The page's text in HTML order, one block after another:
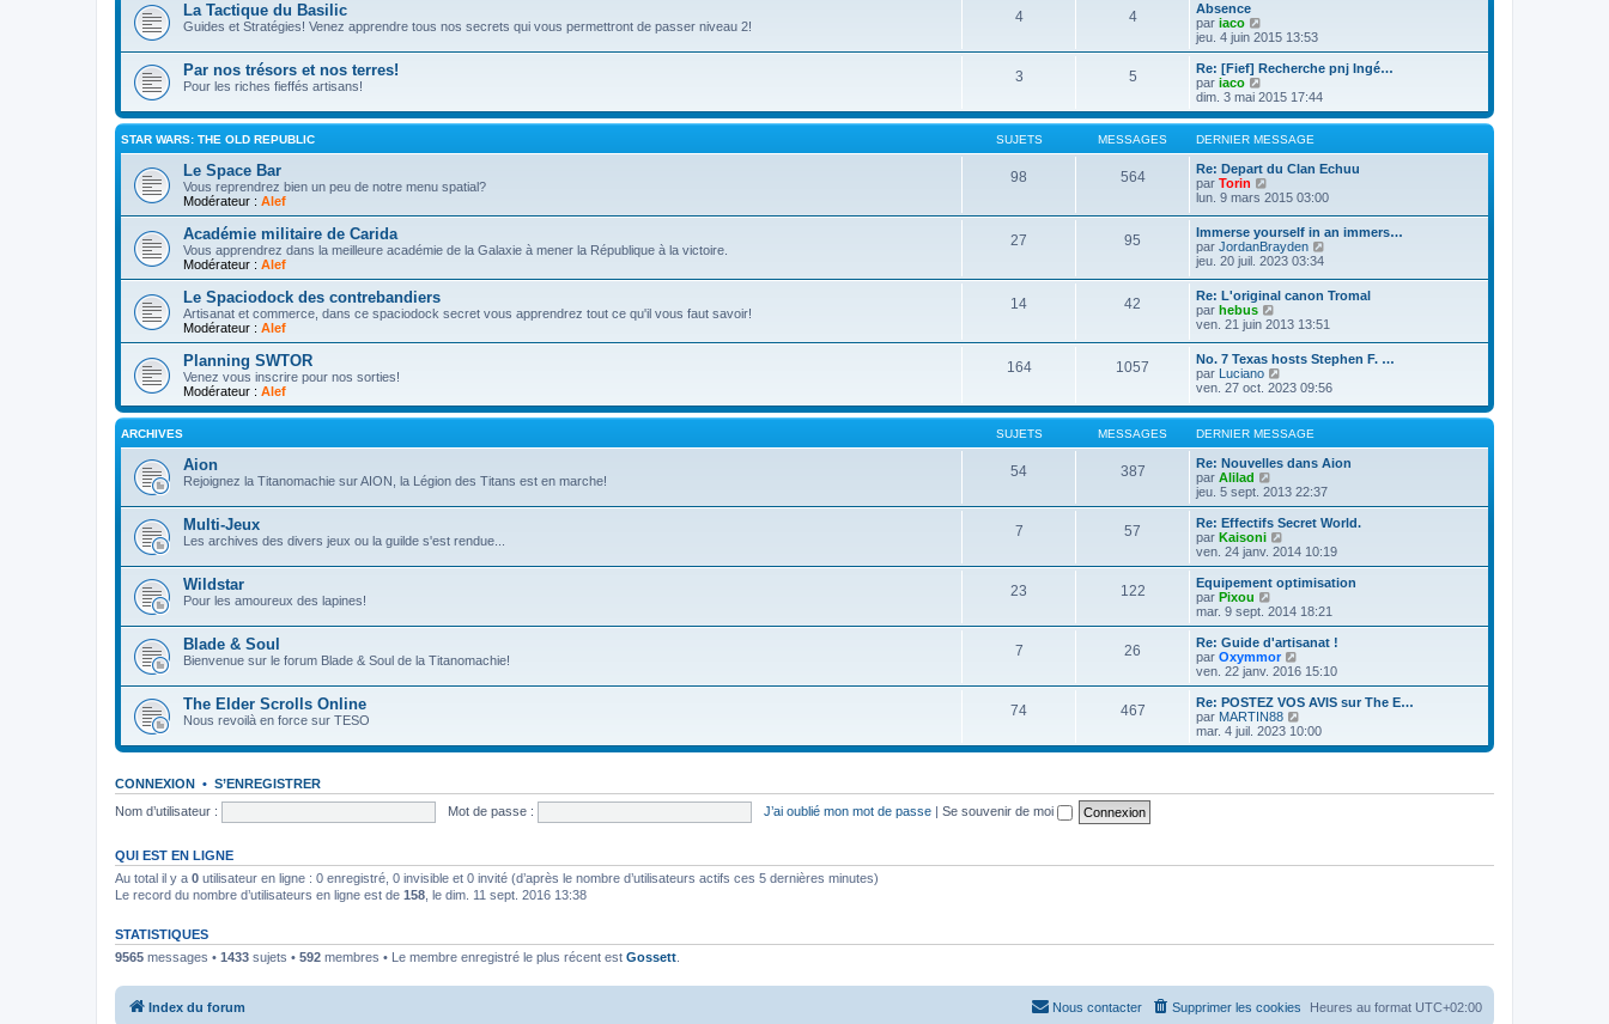
s
a
e
r
s
s
a
g
e
e
e
r
n
i
e
r
m
s
s
a
g
e
La Tactique du Basilic
Guides et Stratégies! Venez apprendre tous nos secrets qui vous permettront de passer niveau 2!
4 4
Absence
par iaco
o
i
r
e
e
r
n
i
e
r
e
s
s
a
g
e
jeu. 4 juin 2015 13:53
Par nos trésors et nos terres!
Pour les riches fieffés artisans!
3 5
Re: [Fief] Recherche pnj Ingé…
par iaco
o
i
r
l
e
d
e
r
e
r
m
e
s
s
a
g
e
dim. 3 mai 2015 17:44
STAR WARS: THE OLD REPUBLIC SUJETS MESSAGES DERNIER MESSAGE
Le Space Bar
Vous reprendrez bien un peu de notre menu spatial?
Modérateur : Alef
98 564
Re: Depart du Clan Echuu
par Torin
o
l
e
d
e
r
n
i
e
r
m
e
s
s
g
lun. 9 mars 2015 03:00
Académie militaire de Carida
Vous apprendrez dans la meilleure académie de la Galaxie à mener la République à la victoire.
Modérateur : Alef
27 95
Immerse yourself in an immers…
par JordanBrayden
r
e
d
e
r
i
e
r
e
s
a
g
e
jeu. 20 juil. 2023 03:34
Le Spaciodock des contrebandiers
Artisanat et commerce, dans ce spaciodock secret vous apprendrez tout ce qu'il vous faut savoir!
Modérateur : Alef
14 42
Re: L'original canon Tromal
par hebus
o
l
e
d
e
r
n
i
e
m
e
s
s
a
g
e
ven. 21 juin 2013 13:51
Planning SWTOR
Venez vous inscrire pour nos sorties!
Modérateur : Alef
164 1057
No. 7 Texas hosts Stephen F. …
par Luciano
o
r
l
d
e
r
n
i
e
r
m
e
s
a
g
e
ven. 27 oct. 2023 09:56
ARCHIVES SUJETS MESSAGES DERNIER MESSAGE
Aion
Rejoignez la Titanomachie sur AION, la Légion des Titans est en marche!
54 387
Re: Nouvelles dans Aion
par Alilad
o
i
r
l
e
r
n
i
r
m
e
s
s
a
g
e
jeu. 5 sept. 2013 22:37
Multi-Jeux
Les archives des divers jeux ou la guilde s'est rendue...
7 57
Re: Effectifs Secret World.
par Kaisoni
o
i
r
l
e
e
r
n
i
r
m
e
s
g
ven. 24 janv. 2014 10:19
Wildstar
Pour les amoureux des lapines!
23 122
Equipement optimisation
par Pixou
o
i
r
l
e
e
r
n
i
e
e
e
mar. 9 sept. 2014 18:21
Blade & Soul
Bienvenue sur le forum Blade & Soul de la Titanomachie!
7 26
Re: Guide d'artisanat !
par Oxymmor
o
i
r
l
e
e
i
s
ven. 22 janv. 2016 15:10
The Elder Scrolls Online
Nous revoilà en force sur TESO
74 467
Re: POSTEZ VOS AVIS sur The E…
par MARTIN88
o
i
s
e
mar. 4 juil. 2023 10:00
CONNEXION • S’ENREGISTRER
Nom d’utilisateur :
Mot de passe : J’ai oublié mon mot de passe | Se souvenir de moi
QUI EST EN LIGNE
Au total il y a 0 utilisateur en ligne : 0 enregistré, 0 invisible et 0 invité (d’après le nombre d’utilisateurs actifs ces 5 dernières minutes)
Le record du nombre d’utilisateurs en ligne est de 158 , le dim. 11 sept. 2016 13:38
STATISTIQUES
9565 messages • 1433 sujets • 592 membres • Le membre enregistré le plus récent est Gossett
Index du forum Heures au format UTC+02:00
Supprimer les cookies
Nous contacter